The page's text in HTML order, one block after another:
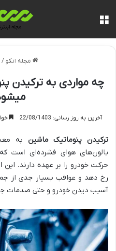
مجله انکو /
چه مواردی به ترکیدن
آخرین به روز رسانی: 22/08/1403
ترکیدن پنوماتیک ماشین به
بالون‌های هوای فشرده‌ای است
حرکت خودرو را بر عهده دارند. این
رخ دهد و عواقب بسیار جدی از
آسیب دیدن خودرو و حتی صدمات